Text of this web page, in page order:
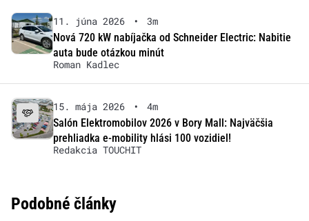
11. júna 2026 •
3m
Nová 720 kW nabíjačka od Schneider Electric: Nabitie
auta bude otázkou minút
Roman Kadlec
15. mája 2026 •
4m
Salón Elektromobilov 2026 v Bory Mall: Najväčšia
prehliadka e-mobility hlási 100 vozidiel!
Redakcia TOUCHIT
Podobné články